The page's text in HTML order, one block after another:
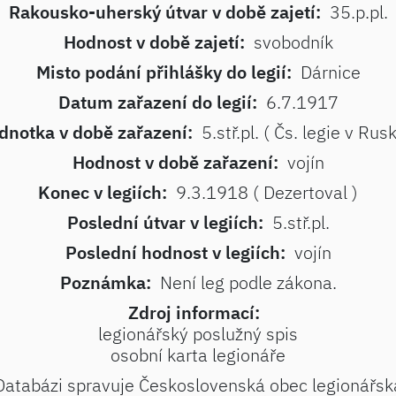
Rakousko-uherský útvar v době zajetí: 35.p.pl.
Hodnost v době zajetí: svobodník
Misto podání přihlášky do legií: Dárnice
Datum zařazení do legií: 6.7.1917
v době zařazení: 5.stř.pl. ( Čs. legie v
Hodnost v době zařazení: vojín
Konec v legiích: 9.3.1918 ( Dezertoval )
Poslední útvar v legiích: 5.stř.pl.
Poslední hodnost v legiích: vojín
Poznámka: Není leg podle zákona.
Zdroj informací:
legionářský poslužný spis
osobní karta legionáře
spravuje Československá obec